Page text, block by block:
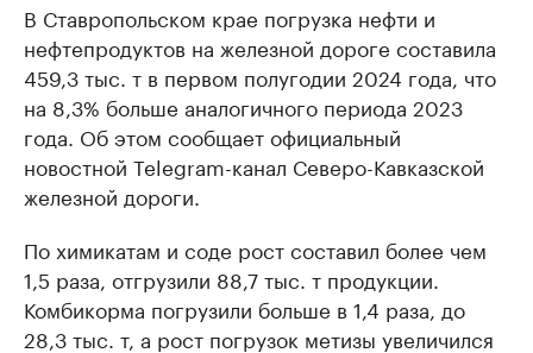
В Ставропольском крае погрузка нефти и
нефтепродуктов на железной дороге составила
459,3 тыс. т в первом полугодии 2024 года, что
на 8,3% больше аналогичного периода 2023
года. Об этом сообщает официальный
новостной Telegram-канал Северо-Кавказской
железной дороги.
По химикатам и соде рост составил более чем
1,5 раза, отгрузили 88,7 тыс. т продукции.
Комбикорма погрузили больше в 1,4 раза, до
28,3 тыс. т, а рост погрузок метизы увеличился